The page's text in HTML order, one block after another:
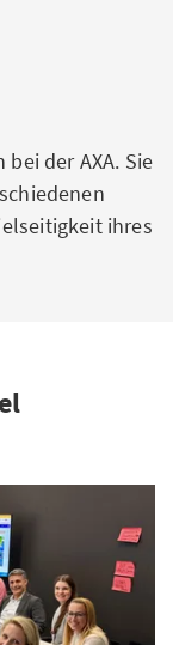
der AXA. Sie
ihres